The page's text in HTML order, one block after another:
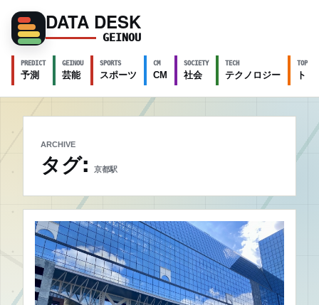
DATA DESK
GEINOU
PREDICT
予測
GEINOU
芸能
SPORTS
スポーツ
CM
CM
SOCIETY
社会
TECH
テクノロジー
TOPICS
ト
ARCHIVE
タグ: 京都駅